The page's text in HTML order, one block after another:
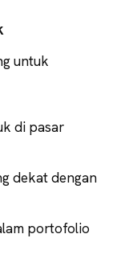
untuk
di pasar
dekat dengan
portofolio